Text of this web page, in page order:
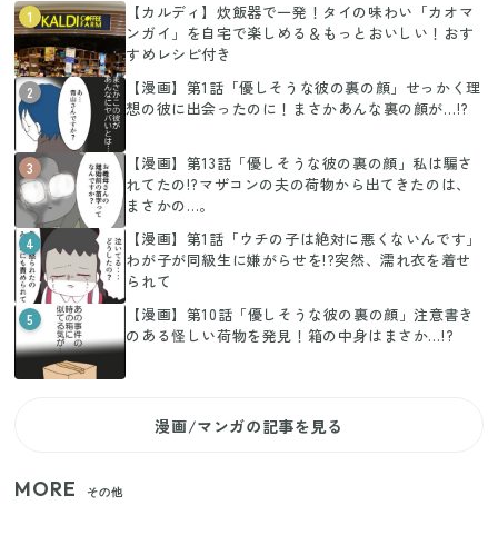
1
【カルディ】炊飯器で一発！タイの味わい「カオマ
ンガイ」を自宅で楽しめる＆もっとおいしい！おす
すめレシピ付き
2
【漫画】第1話「優しそうな彼の裏の顔」せっかく理
想の彼に出会ったのに！まさかあんな裏の顔が…!?
3
【漫画】第13話「優しそうな彼の裏の顔」私は騙さ
れてたの!?マザコンの夫の荷物から出てきたのは、
まさかの…。
4
【漫画】第1話「ウチの子は絶対に悪くないんです」
わが子が同級生に嫌がらせを!?突然、濡れ衣を着せ
られて
5
【漫画】第10話「優しそうな彼の裏の顔」注意書き
のある怪しい荷物を発見！箱の中身はまさか…!?
漫画/マンガの記事を見る
MORE その他